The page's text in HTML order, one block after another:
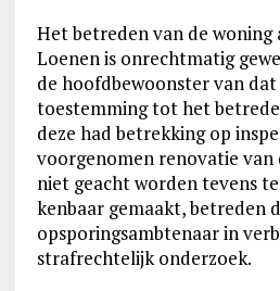
Het betreden van de woning
Loenen is onrechtmatig
de hoofdbewoonster van
toestemming tot het
deze had betrekking op
voorgenomen renovatie van
niet geacht worden tevens
kenbaar gemaakt, betreden
opsporingsambtenaar in
strafrechtelijk onderzoek.